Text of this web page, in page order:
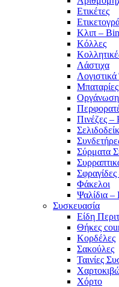
Ετικέτες
Κλιπ –
Κόλλες
Λάστιχα
Μπαταρίες
Οργάνωση
Πινέζες –
Σύρματα
Φάκελοι
Ψαλίδια –
Συσκευασία
Είδη
Θήκες
Κορδέλες
Σακούλες
Ταινίες
Χόρτο